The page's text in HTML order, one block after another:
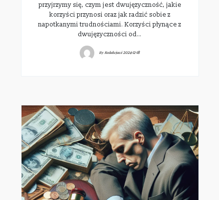
przyjrzymy się, czym jest dwujęzyczność, jakie
korzyści przynosi oraz jak radzić sobie z
napotkanymi trudnościami. Korzyści płynące z
dwujęzyczności od…
ByRedakcjawi 2024-12-18